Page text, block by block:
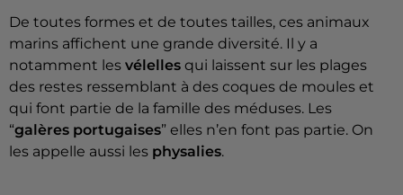
De toutes formes et de toutes tailles, ces animaux
marins affichent une grande diversité. Il y a
notamment les vélelles qui laissent sur les plages
des restes ressemblant à des coques de moules et
qui font partie de la famille des méduses. Les
“galères portugaises” elles n’en font pas partie. On
les appelle aussi les physalies.